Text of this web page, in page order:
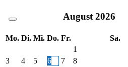
August 2026
Mo. Di. Mi. Do. Fr. Sa.
1
3
4 5 6 7 8